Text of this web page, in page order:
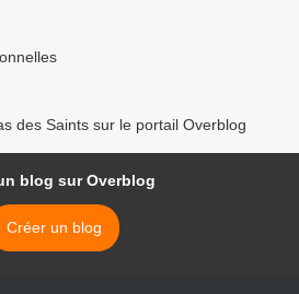
des Saints sur le portail Overblog
blog sur Overblog
Créer un blog